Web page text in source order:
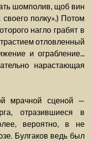
шомполив, щоб вин
своего полку».) Потом
нагло грабят в
отловленный
и ограбление...
нарастающая
мрачной сценой —
отразившиеся в
вероятно, в не
Булгаков ведь был